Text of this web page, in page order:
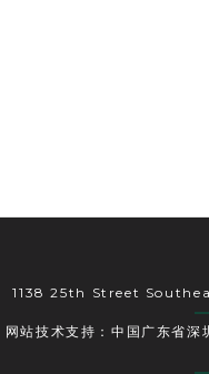
1138 25th Street
网站技术支持：中国广东省